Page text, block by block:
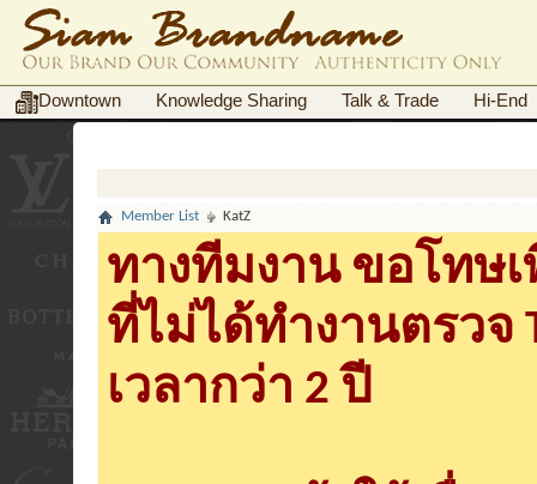
Downtown Knowledge Sharing Talk & Trade Hi-End
Member List KatZ
ทางทีมงาน ขอโทษ
ที่ไม่ได้ทำงานตรวจ
เวลากว่า 2 ปี